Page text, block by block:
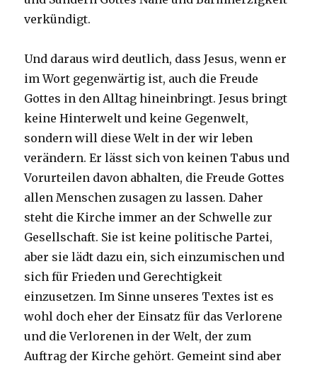
verkündigt.
Und daraus wird deutlich, dass Jesus, wenn er
im Wort gegenwärtig ist, auch die Freude
Gottes in den Alltag hineinbringt. Jesus bringt
keine Hinterwelt und keine Gegenwelt,
sondern will diese Welt in der wir leben
verändern. Er lässt sich von keinen Tabus und
Vorurteilen davon abhalten, die Freude Gottes
allen Menschen zusagen zu lassen. Daher
steht die Kirche immer an der Schwelle zur
Gesellschaft. Sie ist keine politische Partei,
aber sie lädt dazu ein, sich einzumischen und
sich für Frieden und Gerechtigkeit
einzusetzen. Im Sinne unseres Textes ist es
wohl doch eher der Einsatz für das Verlorene
und die Verlorenen in der Welt, der zum
Auftrag der Kirche gehört. Gemeint sind aber